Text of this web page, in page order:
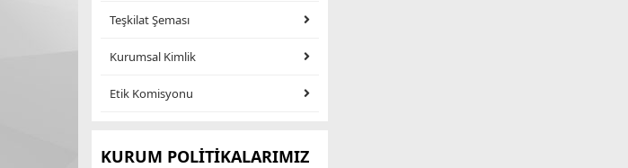
Teşkilat Şeması
Kurumsal Kimlik
Etik Komisyonu
KURUM POLİTİKALARIMIZ